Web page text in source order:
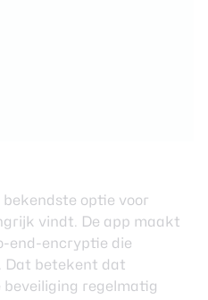
bekendste optie voor
vindt. De app maakt
end-encryptie die
Dat betekent dat
regelmatig